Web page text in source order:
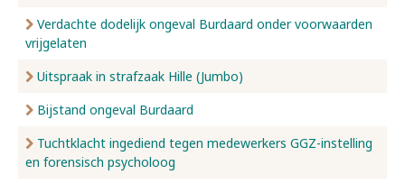
Verdachte dodelijk ongeval Burdaard onder voorwaarden
vrijgelaten
Uitspraak in strafzaak Hille (Jumbo)
Bijstand ongeval Burdaard
Tuchtklacht ingediend tegen medewerkers GGZ-instelling
en forensisch psycholoog